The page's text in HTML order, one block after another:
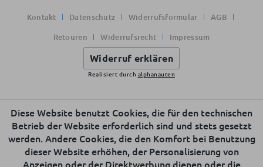
Kontakt Datenschutz Widerrufsformular
AGB
Retouren
Widerrufsrecht Impressum
Widerruf erklären
Realisiert durch alphanauten
Diese Website benutzt Cookies, die für den technischen
Betrieb der Website erforderlich sind und stets gesetzt
werden. Andere Cookies, die den Komfort bei Benutzung
dieser Website erhöhen, der Personalisierung von
Anzeigen oder der Direktwerbung dienen oder die